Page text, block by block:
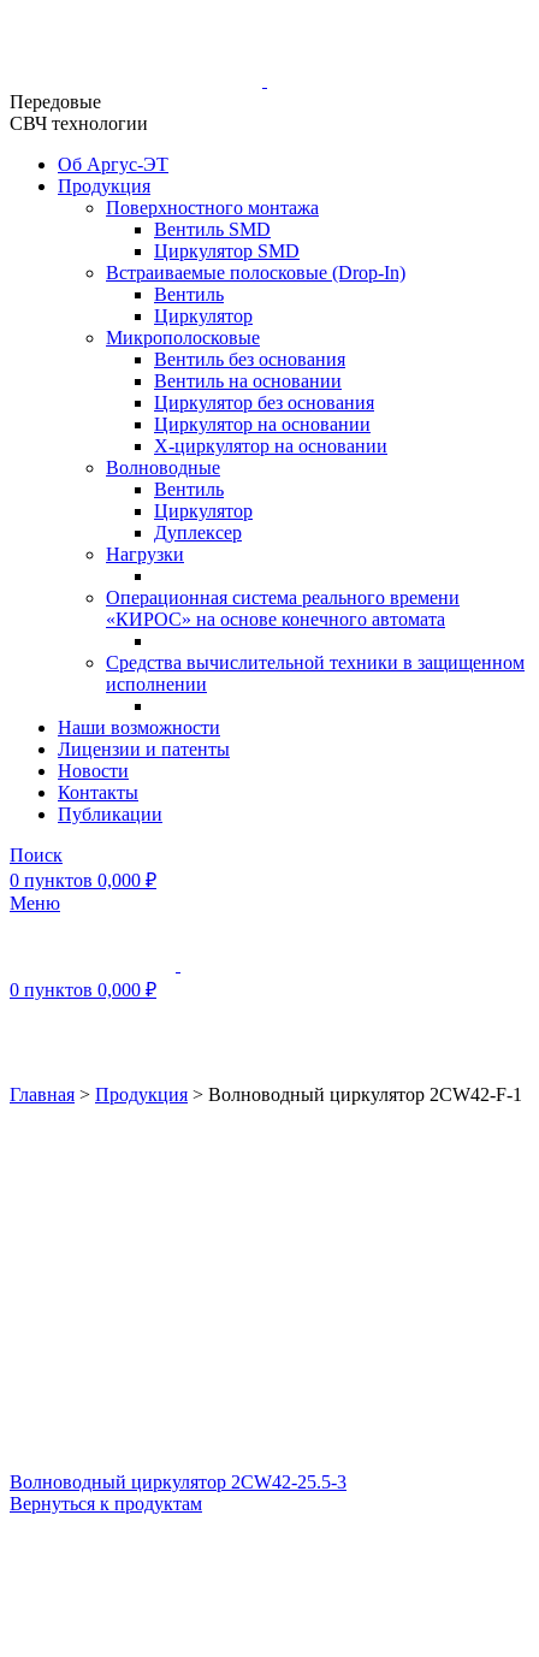
Передовые
СВЧ технологии
Об Аргус-ЭТ
Продукция
Поверхностного монтажа
Вентиль SMD
Циркулятор SMD
Встраиваемые полосковые (Drop-In)
Вентиль
Циркулятор
Микрополосковые
Вентиль без основания
Вентиль на основании
Циркулятор без основания
Циркулятор на основании
Х-циркулятор на основании
Волноводные
Вентиль
Циркулятор
Дуплексер
Нагрузки
Операционная система реального времени
«КИРОС» на основе конечного автомата
Средства вычислительной техники в защищенном
исполнении
Наши возможности
Лицензии и патенты
Новости
Контакты
Публикации
Поиск
0 пунктов 0,000 ₽
Меню
0 пунктов 0,000 ₽
Главная > Продукция > Волноводный циркулятор 2CW42-F-1
Волноводный циркулятор 2CW42-25.5-3
Вернуться к продуктам